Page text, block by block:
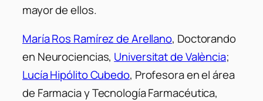
mayor de ellos.
María Ros Ramírez de Arellano, Doctorando
en Neurociencias, Universitat de València;
Lucía Hipólito Cubedo, Profesora en el área
de Farmacia y Tecnología Farmacéutica,